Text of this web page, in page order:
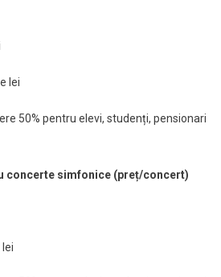
lei
50% pentru elevi, studenți, pensionari
concerte simfonice (preț/concert)